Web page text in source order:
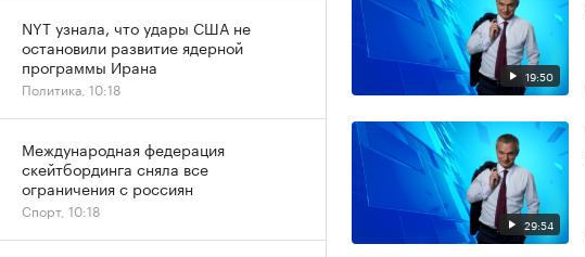
19:50
29:54
NYT узнала, что удары США не
остановили развитие ядерной
программы Ирана
Политика, 10:18
Международная федерация
скейтбординга сняла все
ограничения с россиян
Спорт, 10:18